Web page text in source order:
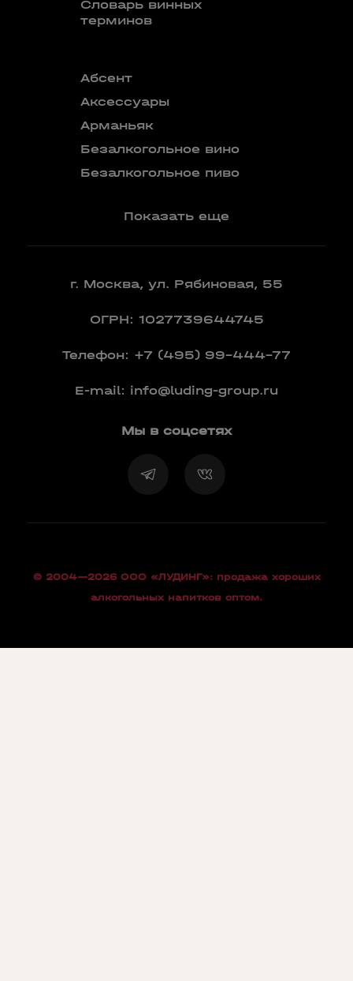
Словарь винных
терминов
Абсент
Аксессуары
Арманьяк
Безалкогольное вино
Безалкогольное пиво
Показать еще
г. Москва, ул. Рябиновая, 55
ОГРН: 1027739644745
Телефон: +7 (495) 99-444-77
E-mail: info@luding-group.ru
Мы в соцсетях
© 2004—2026 OOO «ЛУДИНГ»: продажа хороших
алкогольных напитков оптом.